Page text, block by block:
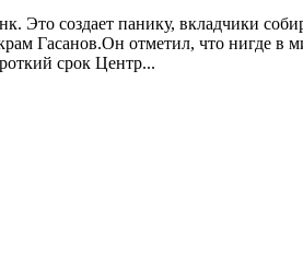
создает панику, вкладчики
Гасанов.Он отметил, что нигде
срок Центр...